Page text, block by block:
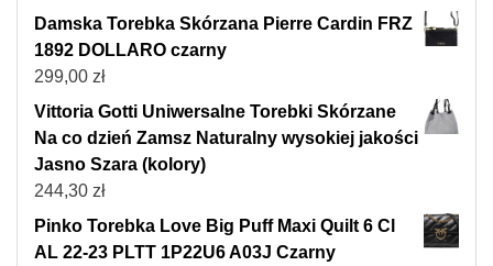
Damska Torebka Skórzana Pierre Cardin FRZ
1892 DOLLARO czarny
299,00 zł
Vittoria Gotti Uniwersalne Torebki Skórzane
Na co dzień Zamsz Naturalny wysokiej jakości
Jasno Szara (kolory)
244,30 zł
Pinko Torebka Love Big Puff Maxi Quilt 6 Cl
AL 22-23 PLTT 1P22U6 A03J Czarny